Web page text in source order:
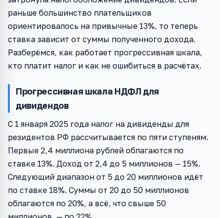
раньше большинство плательщиков
ориентировалось на привычные 13%, то теперь
ставка зависит от суммы полученного дохода.
Разберёмся, как работает прогрессивная шкала,
кто платит налог и как не ошибиться в расчётах.
Прогрессивная шкала НДФЛ для
дивидендов
С 1 января 2025 года налог на дивиденды для
резидентов РФ рассчитывается по пяти ступеням.
Первые 2,4 миллиона рублей облагаются по
ставке 13%. Доход от 2,4 до 5 миллионов — 15%.
Следующий диапазон от 5 до 20 миллионов идёт
по ставке 18%. Суммы от 20 до 50 миллионов
облагаются по 20%, а всё, что свыше 50